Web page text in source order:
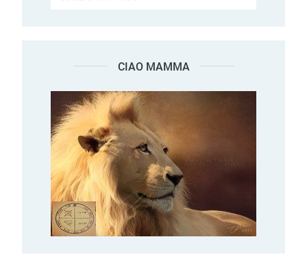
CIAO MAMMA